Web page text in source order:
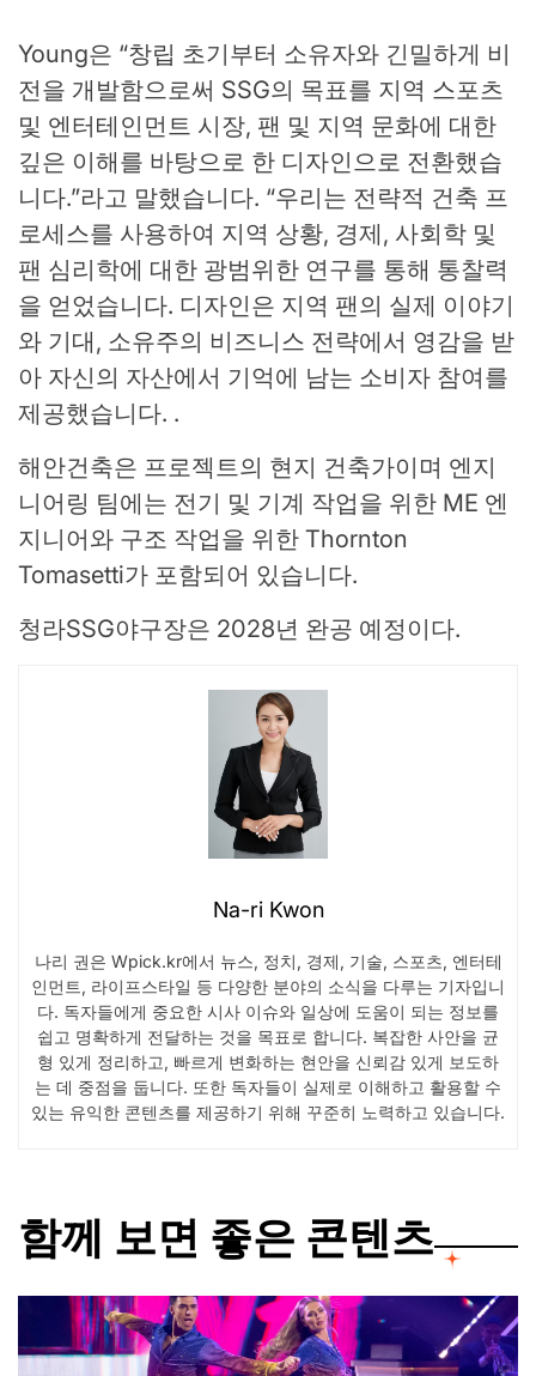
Young은 “창립 초기부터 소유자와 긴밀하게 비
전을 개발함으로써 SSG의 목표를 지역 스포츠
및 엔터테인먼트 시장, 팬 및 지역 문화에 대한
깊은 이해를 바탕으로 한 디자인으로 전환했습
니다.”라고 말했습니다. “우리는 전략적 건축 프
로세스를 사용하여 지역 상황, 경제, 사회학 및
팬 심리학에 대한 광범위한 연구를 통해 통찰력
을 얻었습니다. 디자인은 지역 팬의 실제 이야기
와 기대, 소유주의 비즈니스 전략에서 영감을 받
아 자신의 자산에서 기억에 남는 소비자 참여를
제공했습니다. .
해안건축은 프로젝트의 현지 건축가이며 엔지
니어링 팀에는 전기 및 기계 작업을 위한 ME 엔
지니어와 구조 작업을 위한 Thornton
Tomasetti가 포함되어 있습니다.
청라SSG야구장은 2028년 완공 예정이다.
Na-ri Kwon
나리 권은 Wpick.kr에서 뉴스, 정치, 경제, 기술, 스포츠, 엔터테
인먼트, 라이프스타일 등 다양한 분야의 소식을 다루는 기자입니
다. 독자들에게 중요한 시사 이슈와 일상에 도움이 되는 정보를
쉽고 명확하게 전달하는 것을 목표로 합니다. 복잡한 사안을 균
형 있게 정리하고, 빠르게 변화하는 현안을 신뢰감 있게 보도하
는 데 중점을 둡니다. 또한 독자들이 실제로 이해하고 활용할 수
있는 유익한 콘텐츠를 제공하기 위해 꾸준히 노력하고 있습니다.
함께 보면 좋은 콘텐츠